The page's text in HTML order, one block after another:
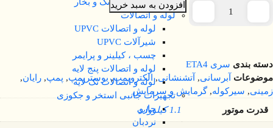
لوله و اتصالات
لوله و اتصالات UPVC
شیرآلات UPVC
چسب ، کیلینر و پرایمر
لوله و اتصالات پنج لایه
لوله و اتصالات تک لایه
تجهیزات جانبی استخر و جکوزی
جارو
نردبان
افزودن به سبد خرید
دسته بندی سری ETA4
موضوعات
آبرسانی, آتشنشانی, الکتروپمپ,بوسترپمپ, پمپ, رایان,
زمینی, سیرکوله,گرمایش و سرمایش
قدرت موتور
1.1 کیلووات